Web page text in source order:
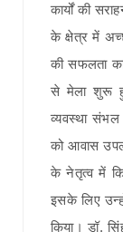
कार्यों की
के क्षेत्र में
की सफलता
से मेला शुरू
व्यवस्था संभल
को आवास
के नेतृत्व में
इसके लिए
किया। डॉ.